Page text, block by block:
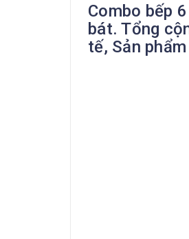
Combo bếp
bát. Tổng
tế, Sản